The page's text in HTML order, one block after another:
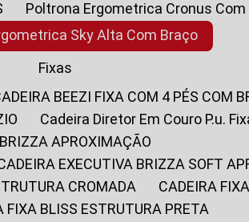
Poltrona Ergometrica Cronus
Sky Alta Com Braço
Fixas
CADEIRA BEEZI FIXA COM 4 PÉS COM
Cadeira Diretor Em Couro P.u.
BRIZZA APROXIMAÇÃO
CADEIRA EXECUTIVA BRIZZA SOFT
CROMADA
CADEIRA
FIXA BLISS ESTRUTURA PRETA